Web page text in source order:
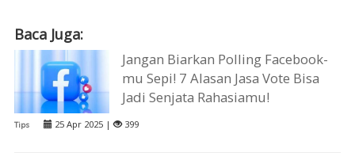
Baca Juga:
Jangan Biarkan Polling Facebook-
mu Sepi! 7 Alasan Jasa Vote Bisa
Jadi Senjata Rahasiamu!
Tips 25 Apr 2025 | 399